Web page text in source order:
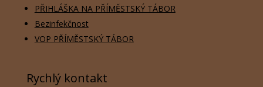
PŘIHLÁŠKA NA PŘÍMĚSTSKÝ TÁBOR
Bezinfekčnost
VOP PŘÍMĚSTSKÝ TÁBOR
Rychlý kontakt